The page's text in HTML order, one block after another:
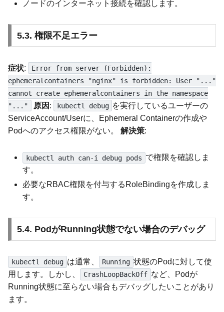
ノードのインターネット接続を確認します。
5.3. 権限不足エラー
症状:
Error from server (Forbidden):
ephemeralcontainers "nginx" is forbidden: User "..."
cannot create ephemeralcontainers in the namespace
"..."
原因 : kubectl debug を実行しているユーザーの
ServiceAccount/Userに、Ephemeral Containerの作成や
Podへのアクセス権限がない。 解決策:
kubectl auth can-i debug pods で権限を確認しま
す。
必要なRBAC権限を付与するRoleBindingを作成しま
す。
5.4. PodがRunning状態でない場合のデバッグ
kubectl debug は通常、 Running 状態のPodに対して使
用します。しかし、
CrashLoopBackOff など、Podが
Running状態に至らない場合もデバッグしたいことがあり
ます。